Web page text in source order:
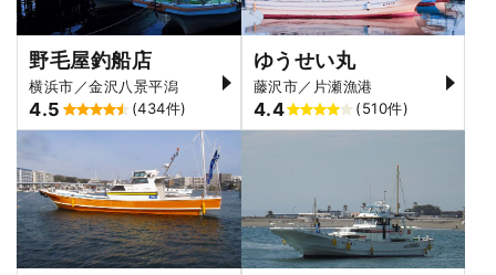
野毛屋釣船店
横浜市／金沢八景平潟
4.5 (434件)
ゆうせい丸
藤沢市／片瀬漁港
4.4 (510件)